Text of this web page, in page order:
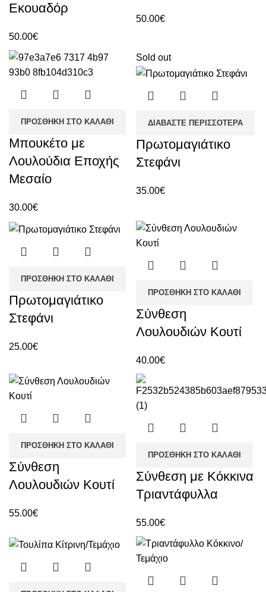
Εκουαδόρ
50.00€
50.00€
ΠΡΟΣΘΉΚΗ ΣΤΟ ΚΑΛΆΘΙ
Μπουκέτο με
Λουλούδια Εποχής
Μεσαίο
30.00€
Sold out
ΔΙΑΒΆΣΤΕ ΠΕΡΙΣΣΌΤΕΡΑ
Πρωτομαγιάτικο
Στεφάνι
35.00€
ΠΡΟΣΘΉΚΗ ΣΤΟ ΚΑΛΆΘΙ
Πρωτομαγιάτικο
Στεφάνι
25.00€
ΠΡΟΣΘΉΚΗ ΣΤΟ ΚΑΛΆΘΙ
Σύνθεση
Λουλουδιών Κουτί
40.00€
ΠΡΟΣΘΉΚΗ ΣΤΟ ΚΑΛΆΘΙ
Σύνθεση
Λουλουδιών Κουτί
55.00€
ΠΡΟΣΘΉΚΗ ΣΤΟ ΚΑΛΆΘΙ
Σύνθεση με Κόκκινα
Τριαντάφυλλα
55.00€